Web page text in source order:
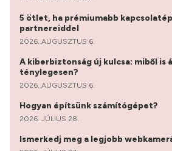
5 ötlet, ha prémiumabb
partnereiddel
2026. AUGUSZTUS 6.
A kiberbiztonság új kulcsa: miből is
ténylegesen?
2026. AUGUSZTUS 6.
Hogyan építsünk számítógépet?
2026. JÚLIUS 28.
Ismerkedj meg a legjobb